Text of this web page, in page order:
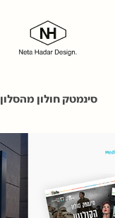
סינמטק חולון מהסלון